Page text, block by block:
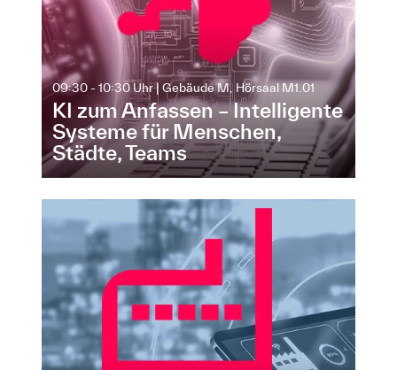
09:30 - 10:30 Uhr | Gebäude M, Hörsaal M1.01
KI zum Anfassen – Intelligente
Systeme für Menschen,
Städte, Teams